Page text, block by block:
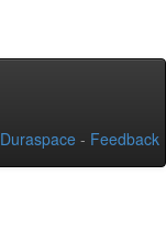
Duraspace - Feedback